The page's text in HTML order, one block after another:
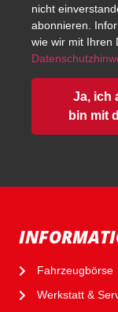
nicht
abonnieren.
wie wir mit Ihren
Ja, ich
bin mit
Fahrzeugbörse
Werkstatt &